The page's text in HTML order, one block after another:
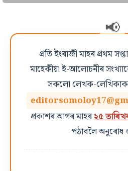
প্ৰতি ইংৰাজী মাহৰ প্ৰথম
মাহেকীয়া ই-আলোচনীৰ
সকলো লেখক-
প্ৰকাশৰ আগৰ মাহৰ২৫
পঠাবলৈ অনুৰোধ